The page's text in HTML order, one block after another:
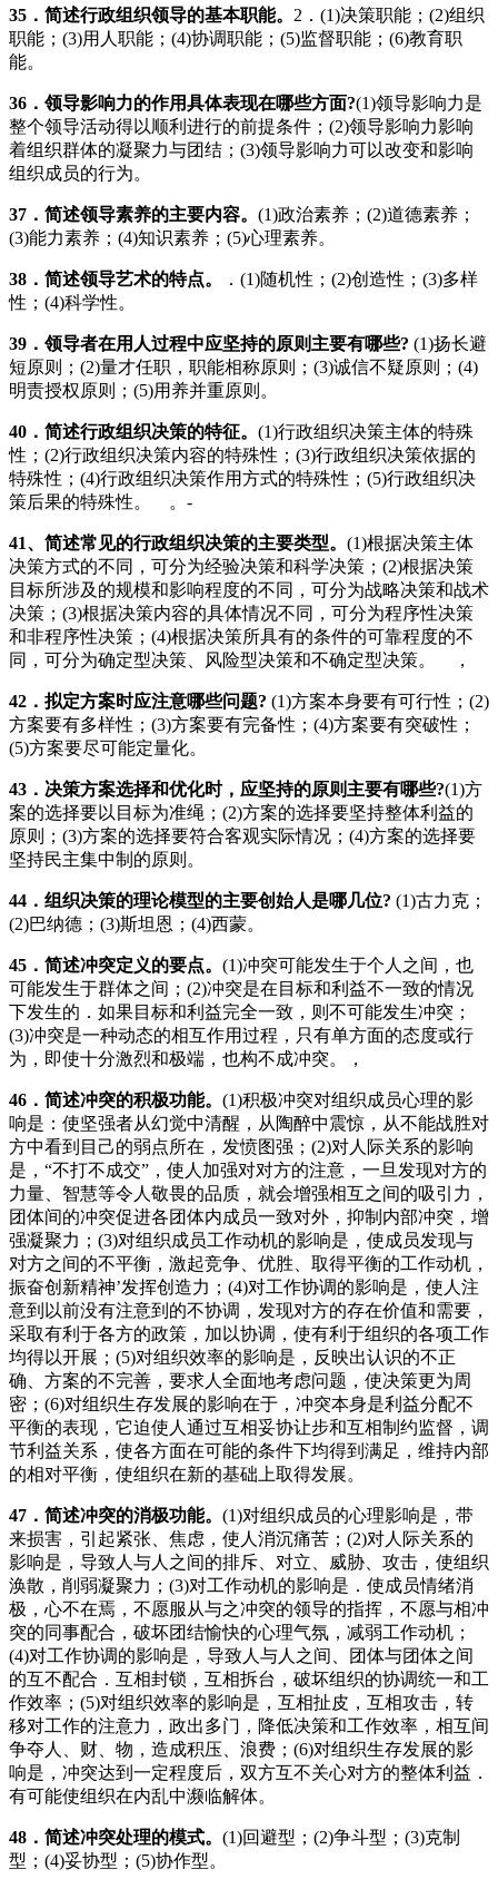
35 ．简述行政组织领导的基本职能。 2．(1)决策职能；(2)组织
职能；(3)用人职能；(4)协调职能；(5)监督职能；(6)教育职
能。
36 ．领导影响力的作用具体表现在哪些方面?(1)领导影响力是
整个领导活动得以顺利进行的前提条件；(2)领导影响力影响
着组织群体的凝聚力与团结；(3)领导影响力可以改变和影响
组织成员的行为。
37 ．简述领导素养的主要内容。 (1)政治素养；(2)道德素养；
(3)能力素养；(4)知识素养；(5)心理素养。
38 ．简述领导艺术的特点。
．(1)随机性；(2)创造性；(3)多样
性；(4)科学性。
39 ．领导者在用人过程中应坚持的原则主要有哪些? (1)扬长避
短原则；(2)量才任职，职能相称原则；(3)诚信不疑原则；(4)
明责授权原则；(5)用养并重原则。
40 ．简述行政组织决策的特征。 (1)行政组织决策主体的特殊
性；(2)行政组织决策内容的特殊性；(3)行政组织决策依据的
特殊性；(4)行政组织决策作用方式的特殊性；(5)行政组织决
策后果的特殊性。 。-
41、简述常见的行政组织决策的主要类型。 (1)根据决策主体
决策方式的不同，可分为经验决策和科学决策；(2)根据决策
目标所涉及的规模和影响程度的不同，可分为战略决策和战术
决策；(3)根据决策内容的具体情况不同，可分为程序性决策
和非程序性决策；(4)根据决策所具有的条件的可靠程度的不
同，可分为确定型决策、风险型决策和不确定型决策。 ，
42 ．拟定方案时应注意哪些问题? (1)方案本身要有可行性；(2)
方案要有多样性；(3)方案要有完备性；(4)方案要有突破性；
(5)方案要尽可能定量化。
43 ．决策方案选择和优化时，应坚持的原则主要有哪些?(1)方
案的选择要以目标为准绳；(2)方案的选择要坚持整体利益的
原则；(3)方案的选择要符合客观实际情况；(4)方案的选择要
坚持民主集中制的原则。
44 ．组织决策的理论模型的主要创始人是哪几位? (1)古力克；
(2)巴纳德；(3)斯坦恩；(4)西蒙。
45 ．简述冲突定义的要点。 (1)冲突可能发生于个人之间，也
可能发生于群体之间；(2)冲突是在目标和利益不一致的情况
下发生的．如果目标和利益完全一致，则不可能发生冲突；
(3)冲突是一种动态的相互作用过程，只有单方面的态度或行
为，即使十分激烈和极端，也构不成冲突。，
46 ．简述冲突的积极功能。 (1)积极冲突对组织成员心理的影
响是：使坚强者从幻觉中清醒，从陶醉中震惊，从不能战胜对
方中看到目己的弱点所在，发愤图强；(2)对人际关系的影响
是，“不打不成交”，使人加强对对方的注意，一旦发现对方的
力量、智慧等令人敬畏的品质，就会增强相互之间的吸引力，
团体间的冲突促进各团体内成员一致对外，抑制内部冲突，增
强凝聚力；(3)对组织成员工作动机的影响是，使成员发现与
对方之间的不平衡，激起竞争、优胜、取得平衡的工作动机，
振奋创新精神’发挥创造力；(4)对工作协调的影响是，使人注
意到以前没有注意到的不协调，发现对方的存在价值和需要，
采取有利于各方的政策，加以协调，使有利于组织的各项工作
均得以开展；(5)对组织效率的影响是，反映出认识的不正
确、方案的不完善，要求人全面地考虑问题，使决策更为周
密；(6)对组织生存发展的影响在于，冲突本身是利益分配不
平衡的表现，它迫使人通过互相妥协让步和互相制约监督，调
节利益关系，使各方面在可能的条件下均得到满足，维持内部
的相对平衡，使组织在新的基础上取得发展。
47 ．简述冲突的消极功能。 (1)对组织成员的心理影响是，带
来损害，引起紧张、焦虑，使人消沉痛苦；(2)对人际关系的
影响是，导致人与人之间的排斥、对立、威胁、攻击，使组织
涣散，削弱凝聚力；(3)对工作动机的影响是．使成员情绪消
极，心不在焉，不愿服从与之冲突的领导的指挥，不愿与相冲
突的同事配合，破坏团结愉快的心理气氛，减弱工作动机；
(4)对工作协调的影响是，导致人与人之间、团体与团体之间
的互不配合．互相封锁，互相拆台，破坏组织的协调统一和工
作效率；(5)对组织效率的影响是，互相扯皮，互相攻击，转
移对工作的注意力，政出多门，降低决策和工作效率，相互间
争夺人、财、物，造成积压、浪费；(6)对组织生存发展的影
响是，冲突达到一定程度后，双方互不关心对方的整体利益．
有可能使组织在内乱中濒临解体。
48 ．简述冲突处理的模式。 (1)回避型；(2)争斗型；(3)克制
型；(4)妥协型；(5)协作型。